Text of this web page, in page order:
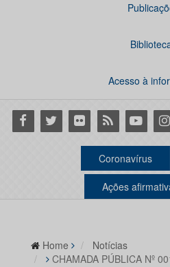
Acesso à
Facebook
Twitter Flickr RSS Youtube
Coronavírus
Ações
Home
Notícias
CHAMADA PÚBLICA Nº